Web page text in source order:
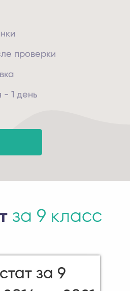
проверки
- 1 день
за 9 класс
за 9